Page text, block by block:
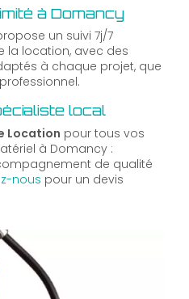
à Domancy
un suivi 7j/7
la location, avec des
à chaque projet, que
local
Location pour tous vos
à Domancy :
de qualité
nous pour un devis